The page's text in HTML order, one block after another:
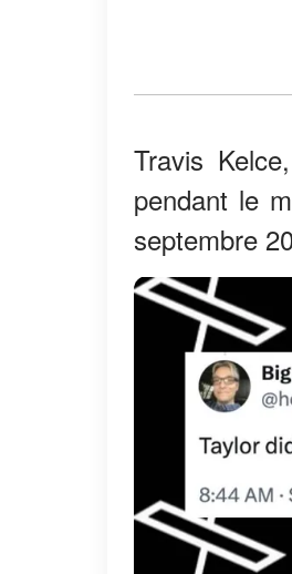
Travis
pendant le
septembre